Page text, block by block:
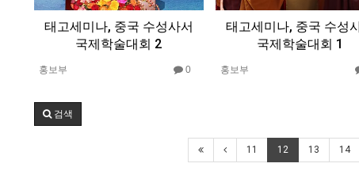
태고세미나, 중국 수성사서
국제학술대회 2
홍보부 0
태고세미나, 중국 수성
국제학술대회 1
홍보부
검색
11 12 13 14